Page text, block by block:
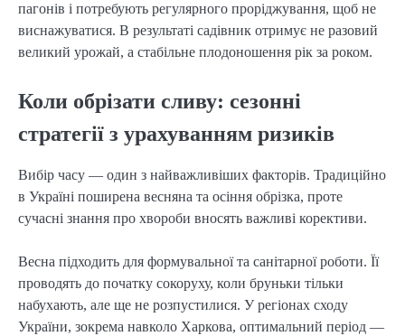
пагонів і потребують регулярного проріджування, щоб не
виснажуватися. В результаті садівник отримує не разовий
великий урожай, а стабільне плодоношення рік за роком.
Коли обрізати сливу: сезонні
стратегії з урахуванням ризиків
Вибір часу — один з найважливіших факторів. Традиційно
в Україні поширена весняна та осіння обрізка, проте
сучасні знання про хвороби вносять важливі корективи.
Весна підходить для формувальної та санітарної роботи. Її
проводять до початку сокоруху, коли бруньки тільки
набухають, але ще не розпустилися. У регіонах сходу
України, зокрема навколо Харкова, оптимальний період —